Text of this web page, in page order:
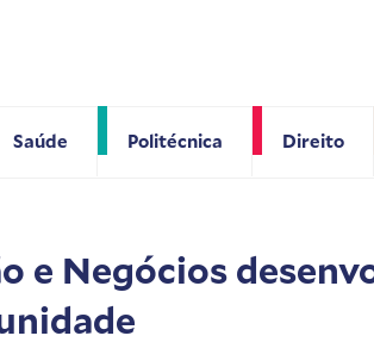
Saúde Politécnica Direito
e Negócios